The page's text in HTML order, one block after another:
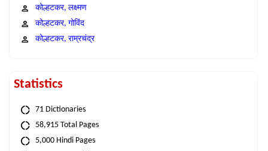
कोल्हटकर, लक्ष्मण
कोल्हटकर, गोविंद
कोल्हटकर, राम्रचंद्र
Statistics
71 Dictionaries
58,915 Total Pages
5,000 Hindi Pages